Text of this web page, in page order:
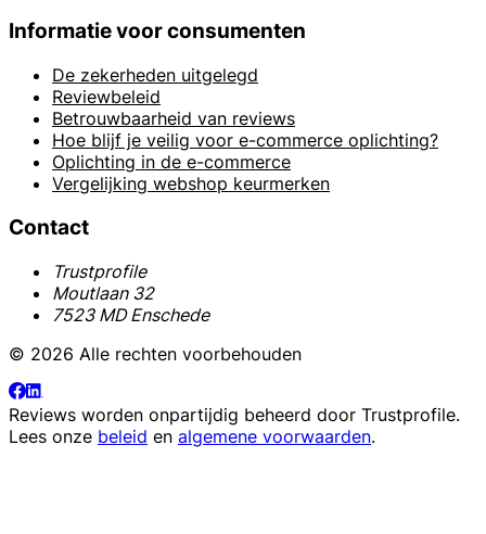
Informatie voor consumenten
De zekerheden uitgelegd
Reviewbeleid
Betrouwbaarheid van reviews
Hoe blijf je veilig voor e-commerce oplichting?
Oplichting in de e-commerce
Vergelijking webshop keurmerken
Contact
Trustprofile
Moutlaan 32
7523 MD Enschede
© 2026 Alle rechten voorbehouden
Reviews worden onpartijdig beheerd door Trustprofile.
Lees onze beleid en algemene voorwaarden.